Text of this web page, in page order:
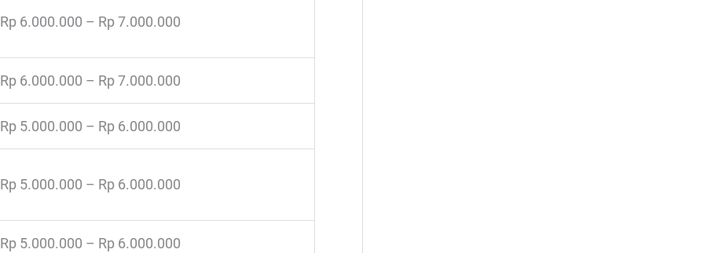
Rp 6.000.000 – Rp 7.000.000
Rp 6.000.000 – Rp 7.000.000
Rp 5.000.000 – Rp 6.000.000
Rp 5.000.000 – Rp 6.000.000
Rp 5.000.000 – Rp 6.000.000